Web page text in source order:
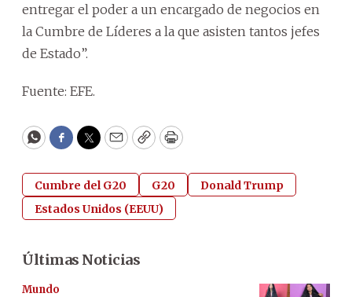
entregar el poder a un encargado de negocios en
la Cumbre de Líderes a la que asisten tantos jefes
de Estado”.
Fuente: EFE.
WhatsApp
Facebook
Twitter
EmailCopyPrint
Cumbre del G20 G20
Donald Trump
Estados Unidos (EEUU)
Últimas Noticias
Mundo